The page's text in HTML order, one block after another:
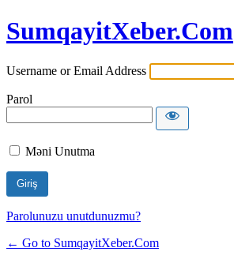
SumqayitXeber.Com
Username or Email Address
Parol
Məni Unutma
Parolunuzu unutdunuzmu?
← Go to SumqayitXeber.Com